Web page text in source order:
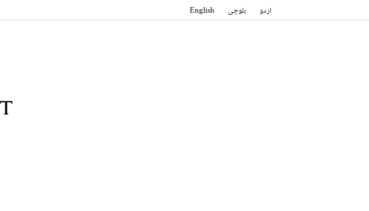
English بلوچی اردو